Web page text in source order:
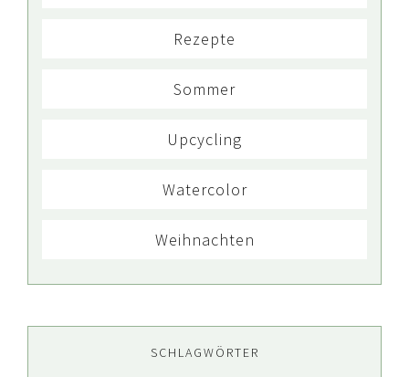
Rezepte
Sommer
Upcycling
Watercolor
Weihnachten
SCHLAGWÖRTER